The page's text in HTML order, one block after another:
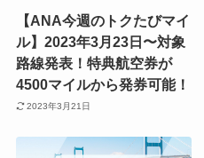
【ANA今週のトクたびマイ
ル】2023年3月23日〜対象
路線発表！特典航空券が
4500マイルから発券可能！
2023年3月21日